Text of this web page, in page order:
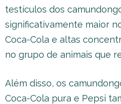
testículos dos
significativamente maior
Coca-Cola e altas
no grupo de animais que
Além disso, os
Coca-Cola pura e Pepsi